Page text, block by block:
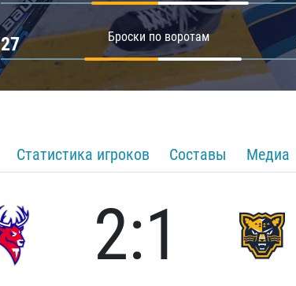
Броски по воротам
27
Статистика игроков Составы Медиа
2:1